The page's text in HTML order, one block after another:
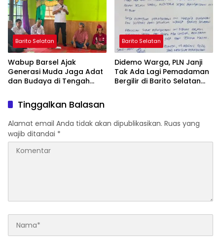
Barito Selatan
Wabup Barsel Ajak
Generasi Muda Jaga Adat
dan Budaya di Tengah
Barito Selatan
Didemo Warga, PLN Janji
Tak Ada Lagi Pemadaman
Bergilir di Barito Selatan
Tinggalkan Balasan
Alamat email Anda tidak akan dipublikasikan. Ruas yang
wajib ditandai *